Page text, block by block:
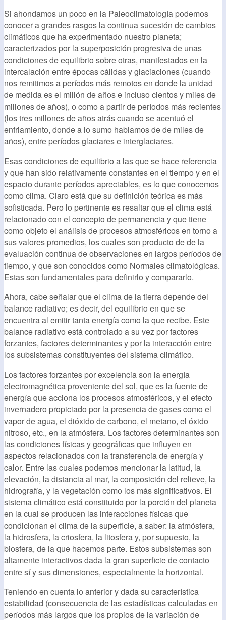
Si ahondamos un poco en la Paleoclimatología podemos
conocer a grandes rasgos la continua sucesión de cambios
climáticos que ha experimentado nuestro planeta;
caracterizados por la superposición progresiva de unas
condiciones de equilibrio sobre otras, manifestados en la
intercalación entre épocas cálidas y glaciaciones (cuando
nos remitimos a períodos más remotos en donde la unidad
de medida es el millón de años e incluso cientos y miles de
millones de años), o como a partir de períodos más recientes
(los tres millones de años atrás cuando se acentuó el
enfriamiento, donde a lo sumo hablamos de de miles de
años), entre períodos glaciares e interglaciares.
Esas condiciones de equilibrio a las que se hace referencia
y que han sido relativamente constantes en el tiempo y en el
espacio durante períodos apreciables, es lo que conocemos
como clima. Claro está que su definición teórica es más
sofisticada. Pero lo pertinente es resaltar que el clima está
relacionado con el concepto de permanencia y que tiene
como objeto el análisis de procesos atmosféricos en torno a
sus valores promedios, los cuales son producto de de la
evaluación continua de observaciones en largos períodos de
tiempo, y que son conocidos como Normales climatológicas.
Estas son fundamentales para definirlo y compararlo.
Ahora, cabe señalar que el clima de la tierra depende del
balance radiativo; es decir, del equilibrio en que se
encuentra al emitir tanta energía como la que recibe. Este
balance radiativo está controlado a su vez por factores
forzantes, factores determinantes y por la interacción entre
los subsistemas constituyentes del sistema climático.
Los factores forzantes por excelencia son la energía
electromagnética proveniente del sol, que es la fuente de
energía que acciona los procesos atmosféricos, y el efecto
invernadero propiciado por la presencia de gases como el
vapor de agua, el dióxido de carbono, el metano, el óxido
nitroso, etc., en la atmósfera. Los factores determinantes son
las condiciones físicas y geográficas que influyen en
aspectos relacionados con la transferencia de energía y
calor. Entre las cuales podemos mencionar la latitud, la
elevación, la distancia al mar, la composición del relieve, la
hidrografía, y la vegetación como los más significativos. El
sistema climático está constituido por la porción del planeta
en la cual se producen las interacciones físicas que
condicionan el clima de la superficie, a saber: la atmósfera,
la hidrosfera, la criosfera, la litosfera y, por supuesto, la
biosfera, de la que hacemos parte. Estos subsistemas son
altamente interactivos dada la gran superficie de contacto
entre sí y sus dimensiones, especialmente la horizontal.
Teniendo en cuenta lo anterior y dada su característica
estabilidad (consecuencia de las estadísticas calculadas en
períodos más largos que los propios de la variación de